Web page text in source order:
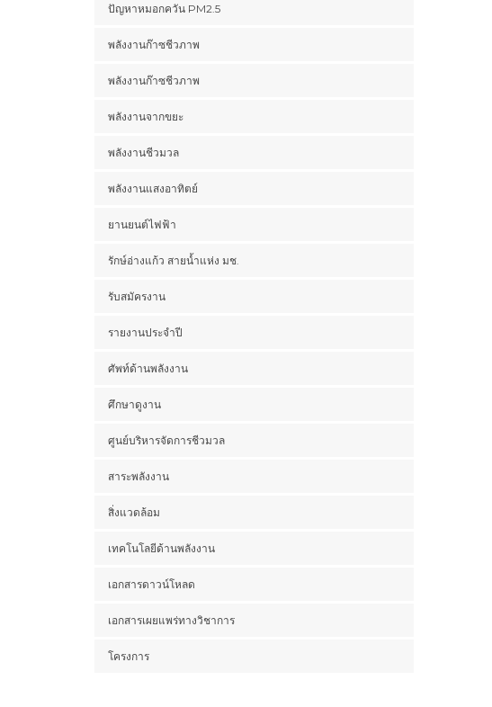
ปัญหาหมอกควัน PM2.5
พลังงานก๊าซชีวภาพ
พลังงานก๊าซชีวภาพ
พลังงานจากขยะ
พลังงานชีวมวล
พลังงานแสงอาทิตย์
ยานยนต์ไฟฟ้า
รักษ์อ่างแก้ว สายน้ำแห่ง มช.
รับสมัครงาน
รายงานประจำปี
ศัพท์ด้านพลังงาน
ศึกษาดูงาน
ศูนย์บริหารจัดการชีวมวล
สาระพลังงาน
สิ่งแวดล้อม
เทคโนโลยีด้านพลังงาน
เอกสารดาวน์โหลด
เอกสารเผยแพร่ทางวิชาการ
โครงการ